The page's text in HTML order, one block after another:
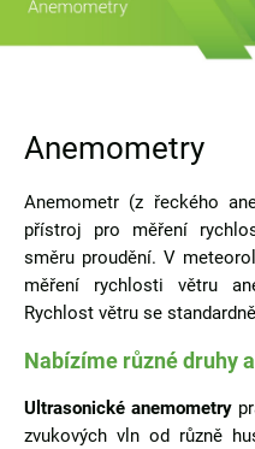
Anemometry
Anemometr (z řeckého
přístroj pro měření
směru proudění. V
měření rychlosti větru
Rychlost větru se
Nabízíme různé druhy
Ultrasonické anemometry
zvukových vln od různě